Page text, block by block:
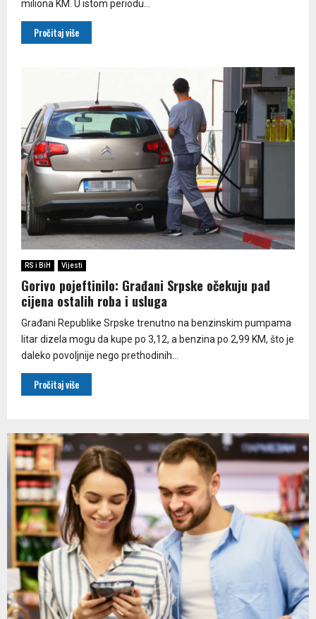
miliona KM. U istom periodu...
Pročitaj više
RS i BiH Vijesti
Gorivo pojeftinilo: Građani Srpske očekuju pad
cijena ostalih roba i usluga
Građani Republike Srpske trenutno na benzinskim pumpama
litar dizela mogu da kupe po 3,12, a benzina po 2,99 KM, što je
daleko povoljnije nego prethodinih...
Pročitaj više